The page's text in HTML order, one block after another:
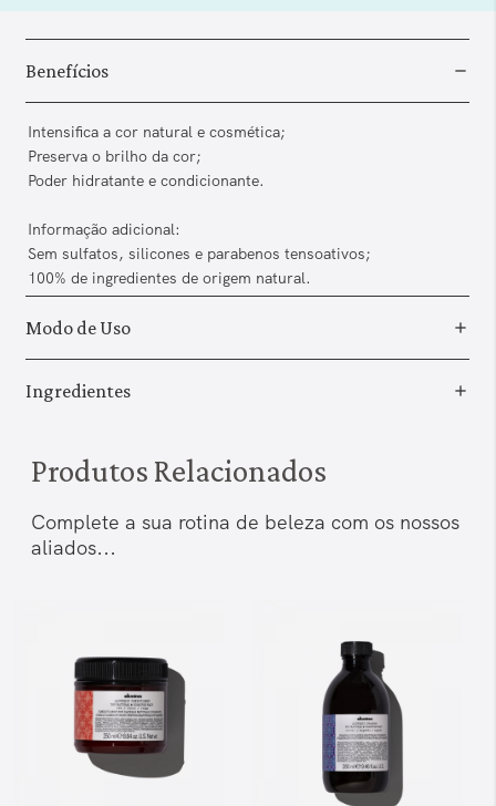
Benefícios
Intensifica a cor natural e cosmética;
Preserva o brilho da cor;
Poder hidratante e condicionante.
Informação adicional:
Sem sulfatos, silicones e parabenos tensoativos;
100% de ingredientes de origem natural.
Modo de Uso
Ingredientes
Produtos Relacionados
Complete a sua rotina de beleza com os nossos
aliados...